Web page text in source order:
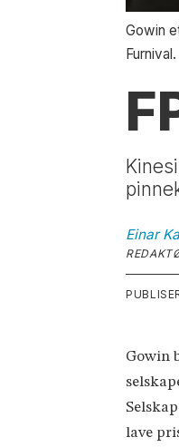
Gowin
Furnival.
Einar
Gowin
lave